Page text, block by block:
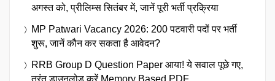
अगस्त को, प्रीलिम्स सितंबर में, जानें पूरी भर्ती प्रक्रिया
MP Patwari Vacancy 2026: 200 पटवारी पदों पर भर्ती
शुरू, जानें कौन कर सकता है आवेदन?
RRB Group D Question Paper आया! ये सवाल पूछे गए,